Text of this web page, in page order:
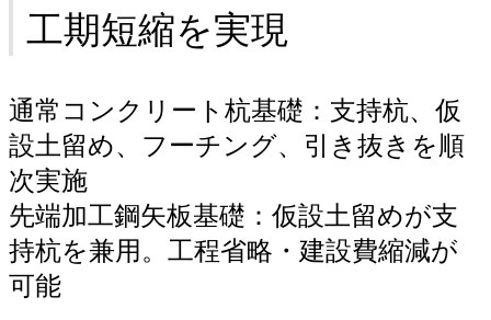
工期短縮を実現
通常コンクリート杭基礎：支持杭、仮
設土留め、フーチング、引き抜きを順
次実施
先端加工鋼矢板基礎：仮設土留めが支
持杭を兼用。工程省略・建設費縮減が
可能